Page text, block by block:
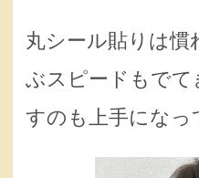
丸シール貼りは
ぶスピードもでて
すのも上手になっ